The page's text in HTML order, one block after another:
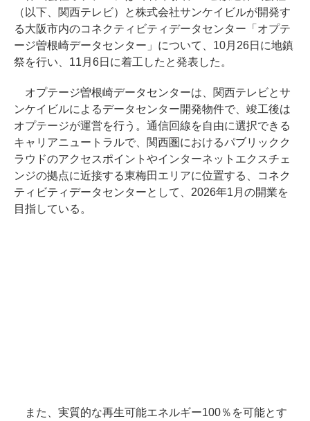
（以下、関西テレビ）と株式会社サンケイビルが開発す
る大阪市内のコネクティビティデータセンター「オプテ
ージ曽根崎データセンター」について、10月26日に地鎮
祭を行い、11月6日に着工したと発表した。
オプテージ曽根崎データセンターは、関西テレビとサ
ンケイビルによるデータセンター開発物件で、竣工後は
オプテージが運営を行う。通信回線を自由に選択できる
キャリアニュートラルで、関西圏におけるパブリックク
ラウドのアクセスポイントやインターネットエクスチェ
ンジの拠点に近接する東梅田エリアに位置する、コネク
ティビティデータセンターとして、2026年1月の開業を
目指している。
また、実質的な再生可能エネルギー100％を可能とす